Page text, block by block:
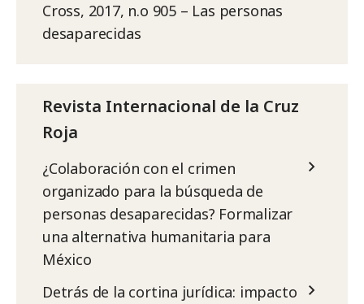
Cross, 2017, n.o 905 – Las personas
desaparecidas
Revista Internacional de la Cruz
Roja
¿Colaboración con el crimen
organizado para la búsqueda de
personas desaparecidas? Formalizar
una alternativa humanitaria para
México
Detrás de la cortina jurídica: impacto